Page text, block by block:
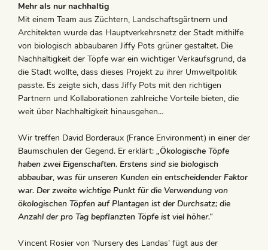
Mehr als nur nachhaltig
Mit einem Team aus Züchtern, Landschaftsgärtnern und
Architekten wurde das Hauptverkehrsnetz der Stadt mithilfe
von biologisch abbaubaren Jiffy Pots grüner gestaltet. Die
Nachhaltigkeit der Töpfe war ein wichtiger Verkaufsgrund, da
die Stadt wollte, dass dieses Projekt zu ihrer Umweltpolitik
passte. Es zeigte sich, dass Jiffy Pots mit den richtigen
Partnern und Kollaborationen zahlreiche Vorteile bieten, die
weit über Nachhaltigkeit hinausgehen…
Wir treffen David Borderaux (France Environment) in einer der
Baumschulen der Gegend. Er erklärt: „Ökologische Töpfe
haben zwei Eigenschaften. Erstens sind sie biologisch
abbaubar, was für unseren Kunden ein entscheidender Faktor
war. Der zweite wichtige Punkt für die Verwendung von
ökologischen Töpfen auf Plantagen ist der Durchsatz; die
Anzahl der pro Tag bepflanzten Töpfe ist viel höher.“
Vincent Rosier von ‘Nursery des Landas’ fügt aus der